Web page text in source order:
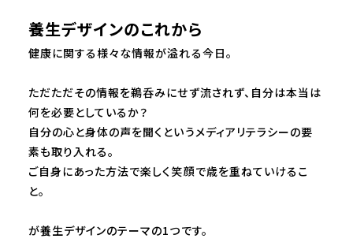
養生デザインのこれから
健康に関する様々な情報が溢れる今日。
ただただその情報を鵜呑みにせず流されず、自分は本当は
何を必要としているか？
自分の心と身体の声を聞くというメディアリテラシーの要
素も取り入れる。
ご自身にあった方法で楽しく笑顔で歳を重ねていけるこ
と。
が養生デザインのテーマの1つです。